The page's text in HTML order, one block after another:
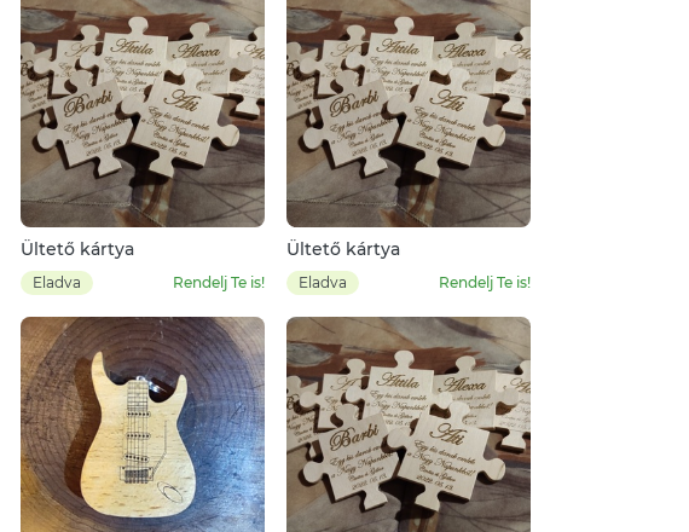
Ültető kártya
Eladva Rendelj Te is!
Ültető kártya
Eladva Rendelj Te is!